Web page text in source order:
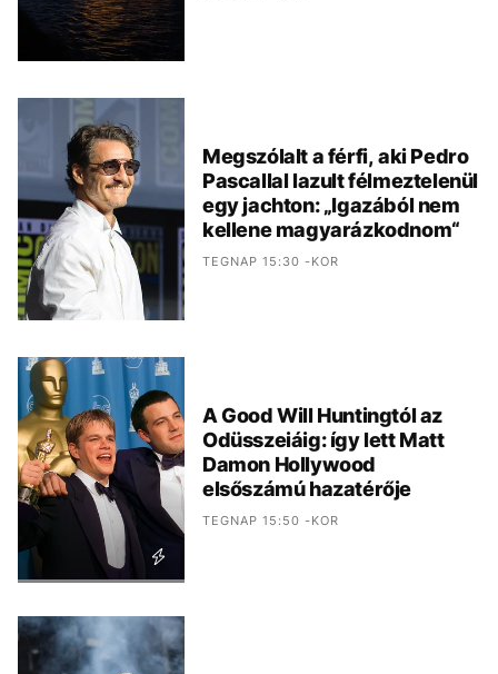
Megszólalt a férfi, aki Pedro
Pascallal lazult félmeztelenül
egy jachton: „Igazából nem
kellene magyarázkodnom“
TEGNAP 15:30 -KOR
A Good Will Huntingtól az
Odüsszeiáig: így lett Matt
Damon Hollywood
elsőszámú hazatérője
TEGNAP 15:50 -KOR